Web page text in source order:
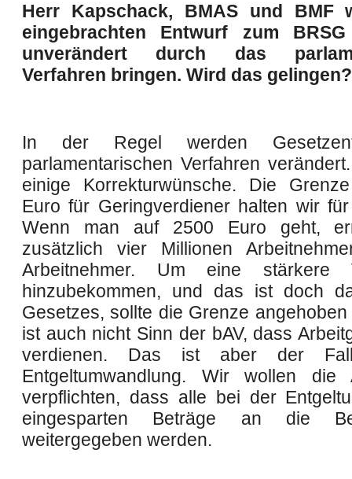
Herr Kapschack, BMAS und BMF
eingebrachten Entwurf zum
unverändert durch das
Verfahren bringen. Wird das gelingen?
In der Regel werden
parlamentarischen Verfahren
einige Korrekturwünsche. Die
Euro für Geringverdiener halten wir
Wenn man auf 2500 Euro geht,
zusätzlich vier Millionen
Arbeitnehmer. Um eine stärkere
hinzubekommen, und das ist doch
Gesetzes, sollte die Grenze
ist auch nicht Sinn der bAV, dass
verdienen. Das ist aber der
Entgeltumwandlung. Wir wollen die
verpflichten, dass alle bei der
eingesparten Beträge an die
weitergegeben werden.